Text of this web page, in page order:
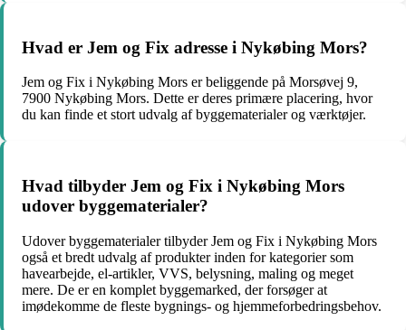
Hvad er Jem og Fix adresse i Nykøbing Mors?
Jem og Fix i Nykøbing Mors er beliggende på Morsøvej 9,
7900 Nykøbing Mors. Dette er deres primære placering, hvor
du kan finde et stort udvalg af byggematerialer og værktøjer.
Hvad tilbyder Jem og Fix i Nykøbing Mors
udover byggematerialer?
Udover byggematerialer tilbyder Jem og Fix i Nykøbing Mors
også et bredt udvalg af produkter inden for kategorier som
havearbejde, el-artikler, VVS, belysning, maling og meget
mere. De er en komplet byggemarked, der forsøger at
imødekomme de fleste bygnings- og hjemmeforbedringsbehov.